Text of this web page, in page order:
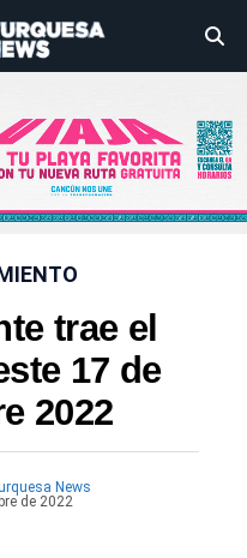
trae el
17 de
2022
News
de 2022